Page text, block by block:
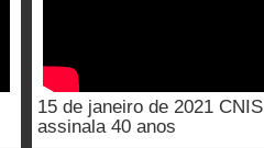
15 de janeiro de 2021 CNIS
assinala 40 anos